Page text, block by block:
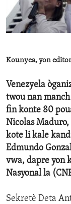
IDEALS AND
Kounyea, yon
Venezyela
twou nan
fin konte 80
Nicolas Maduro,
kote li kale
Edmundo
vwa, dapre yon
Nasyonal la
Sekretè Deta